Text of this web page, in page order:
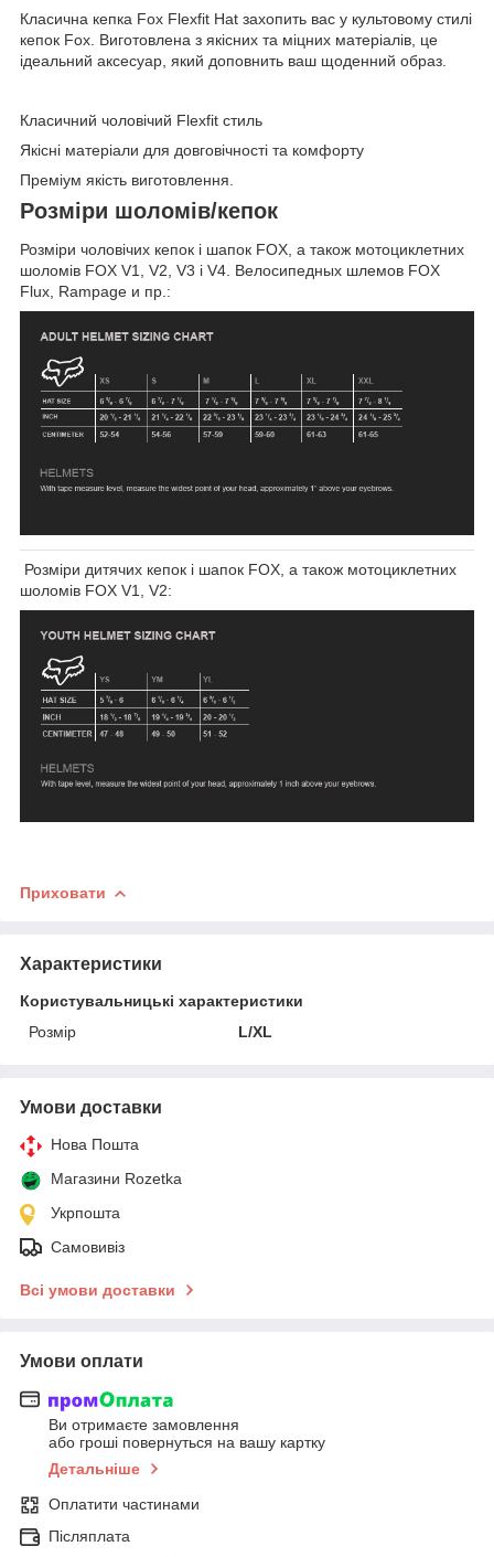
Класична кепка Fox Flexfit Hat захопить вас у культовому стилі
кепок Fox. Виготовлена з якісних та міцних матеріалів, це
ідеальний аксесуар, який доповнить ваш щоденний образ.
Класичний чоловічий Flexfit стиль
Якісні матеріали для довговічності та комфорту
Преміум якість виготовлення.
Розміри шоломів/кепок
Розміри чоловічих кепок і шапок FOX, а також мотоциклетних
шоломів FOX V1, V2, V3 і V4. Велосипедных шлемов FOX
Flux, Rampage и пр.:
Розміри дитячих кепок і шапок FOX, а також мотоциклетних
шоломів FOX V1, V2:
Приховати
Характеристики
Користувальницькі характеристики
Розмір
L/XL
Умови доставки
Нова Пошта
Магазини Rozetka
Укрпошта
Самовивіз
Всі умови доставки
Умови оплати
Ви отримаєте замовлення
або гроші повернуться на вашу картку
Детальніше
Оплатити частинами
Післяплата